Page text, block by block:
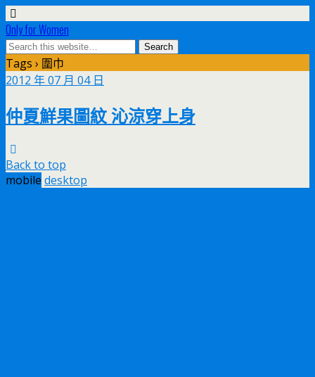
Only for Women
Tags › 圍巾
2012 年 07 月 04 日
仲夏鮮果圖紋 沁涼穿上身
Back to top
mobile desktop